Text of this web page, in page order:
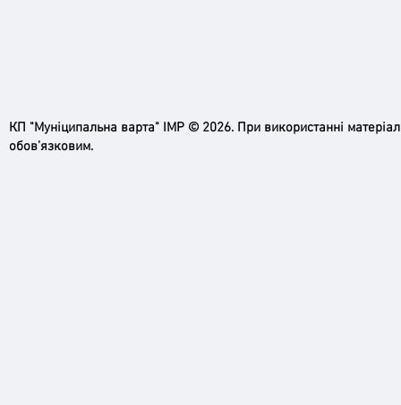
КП "Муніципальна варта" ІМР © 2026. При використанні
обов’язковим.